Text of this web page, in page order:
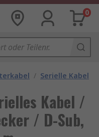
0
/ Serielle Kabel
Kabel /
/ D-Sub,